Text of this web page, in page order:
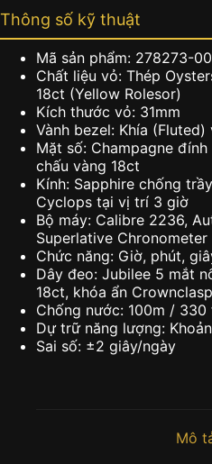
Thông số kỹ thuật
Mã sản phẩm: 278273-
Chất liệu vỏ: Thép
18ct (Yellow Rolesor)
Kích thước vỏ: 31mm
Vành bezel: Khía
Mặt số: Champagne
chấu vàng 18ct
Kính: Sapphire chống
Cyclops tại vị trí 3 giờ
Bộ máy: Calibre 2236,
Superlative Chronometer
Chức năng: Giờ, phút,
Dây đeo: Jubilee 5 mắt
18ct, khóa ẩn Crownclasp
Chống nước: 100m / 330
Dự trữ năng lượng:
Sai số: ±2 giây/ngày
Mô